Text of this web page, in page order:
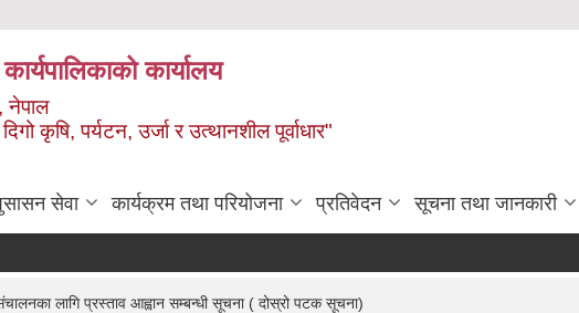
कार्यालय
नेपाल
कृषि, पर्यटन, उर्जा र उत्थानशील पूर्वाधार"
सेवा कार्यक्रम तथा परियोजना प्रतिवेदन सूचना तथा जानकारी
लागि प्रस्ताव आह्वान सम्बन्धी सूचना ( दोस्रो पटक सूचना)